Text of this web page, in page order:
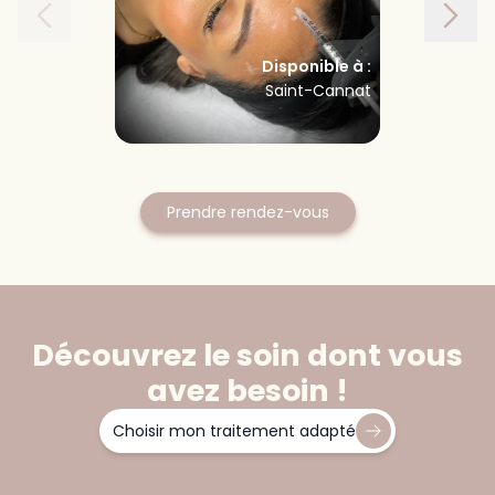
Disponible à :
Saint-Cannat
Prendre rendez-vous
Découvrez le soin dont vous
avez besoin !
Choisir mon traitement adapté